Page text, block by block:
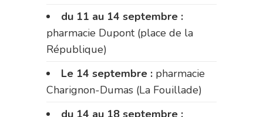
du 11 au 14 septembre :
pharmacie Dupont (place de la
République)
Le 14 septembre : pharmacie
Charignon-Dumas (La Fouillade)
du 14 au 18 septembre :